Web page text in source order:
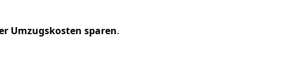
Umzugskosten sparen.